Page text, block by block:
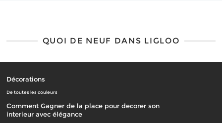
QUOI DE NEUF DANS LIGLOO
Décorations
De toutes les couleurs
Comment Gagner de la place pour decorer son
interieur avec élégance